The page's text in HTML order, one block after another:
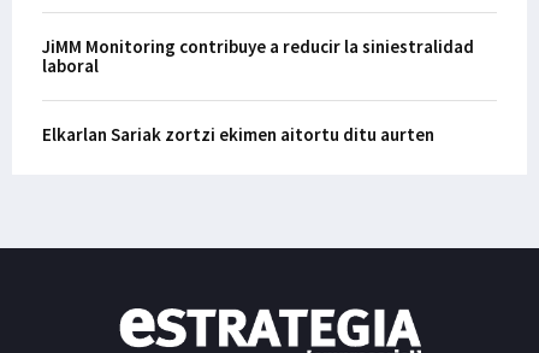
JiMM Monitoring contribuye a reducir la siniestralidad
laboral
Elkarlan Sariak zortzi ekimen aitortu ditu aurten